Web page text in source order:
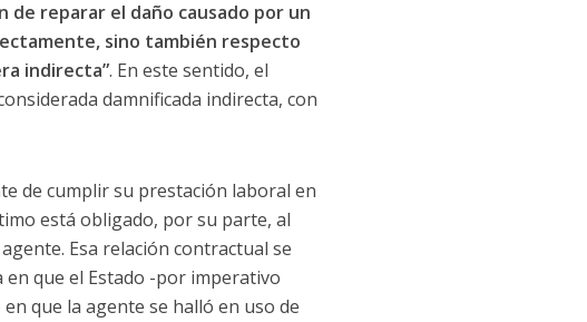
de reparar el daño causado por un
sino también respecto
indirecta”. En este sentido, el
damnificada indirecta, con
de cumplir su prestación laboral en
está obligado, por su parte, al
Esa relación contractual se
que el Estado -por imperativo
que la agente se halló en uso de